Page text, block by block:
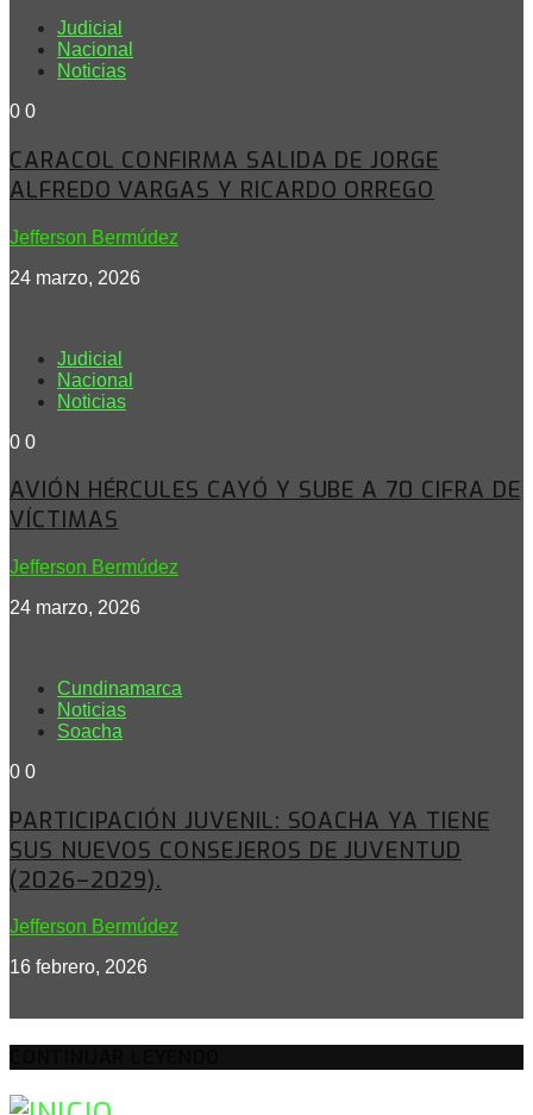
Judicial
Nacional
Noticias
0 0
CARACOL CONFIRMA SALIDA DE JORGE
ALFREDO VARGAS Y RICARDO ORREGO
Jefferson Bermúdez
24 marzo, 2026
Judicial
Nacional
Noticias
0 0
AVIÓN HÉRCULES CAYÓ Y SUBE A 70 CIFRA DE
VÍCTIMAS
Jefferson Bermúdez
24 marzo, 2026
Cundinamarca
Noticias
Soacha
0 0
PARTICIPACIÓN JUVENIL: SOACHA YA TIENE
SUS NUEVOS CONSEJEROS DE JUVENTUD
(2026–2029).
Jefferson Bermúdez
16 febrero, 2026